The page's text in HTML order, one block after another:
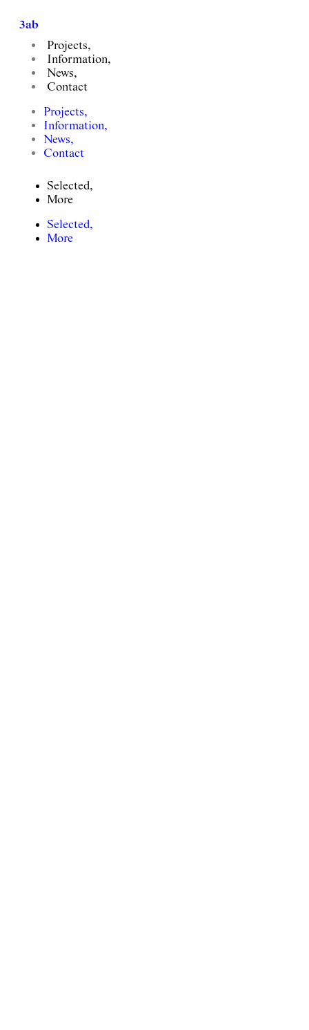
3ab
Projects,
Information,
News,
Contact
Projects,
Information,
News,
Contact
Selected,
More
Selected,
More
K-House, Jeonju
client. Private
involvement. Planning, Design
photo credit.